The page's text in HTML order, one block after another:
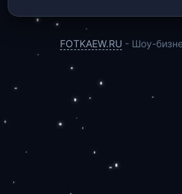
FOTKAEW.RU - Шоу-